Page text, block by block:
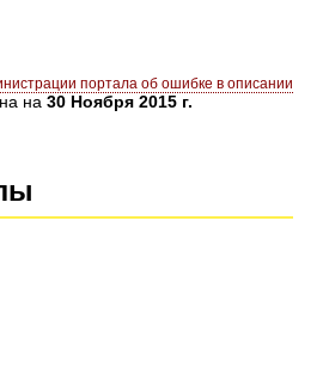
портала об ошибке в описании
на 30 Ноября 2015 г.